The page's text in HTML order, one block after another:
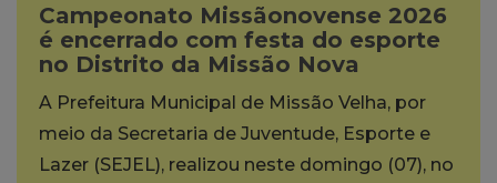
Campeonato Missãonovense 2026
é encerrado com festa do esporte
no Distrito da Missão Nova
A Prefeitura Municipal de Missão Velha, por
meio da Secretaria de Juventude, Esporte e
Lazer (SEJEL), realizou neste domingo (07), no